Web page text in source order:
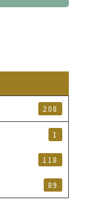
208
1
118
89